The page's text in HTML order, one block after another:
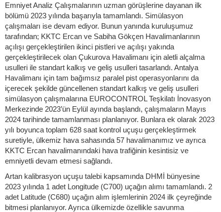
Emniyet Analiz Çalışmalarının uzman görüşlerine dayanan ilk
bölümü 2023 yılında başarıyla tamamlandı. Simülasyon
çalışmaları ise devam ediyor. Bunun yanında kuruluşumuz
tarafından; KKTC Ercan ve Sabiha Gökçen Havalimanlarının
açılışı gerçekleştirilen ikinci pistleri ve açılışı yakında
gerçekleştirilecek olan Çukurova Havalimanı için aletli alçalma
usulleri ile standart kalkış ve geliş usulleri tasarlandı. Antalya
Havalimanı için tam bağımsız paralel pist operasyonlarını da
içerecek şekilde güncellenen standart kalkış ve geliş usulleri
simülasyon çalışmalarına EUROCONTROL Teşkilatı İnovasyon
Merkezinde 2023’ün Eylül ayında başlandı, çalışmaların Mayıs
2024 tarihinde tamamlanması planlanıyor. Bunlara ek olarak 2023
yılı boyunca toplam 628 saat kontrol uçuşu gerçekleştirmek
suretiyle, ülkemiz hava sahasında 57 havalimanımız ve ayrıca
KKTC Ercan havalimanındaki hava trafiğinin kesintisiz ve
emniyetli devam etmesi sağlandı.
Artan kalibrasyon uçuşu talebi kapsamında DHMİ bünyesine
2023 yılında 1 adet Longitude (C700) uçağın alımı tamamlandı. 2
adet Latitude (C680) uçağın alım işlemlerinin 2024 ilk çeyreğinde
bitmesi planlanıyor. Ayrıca ülkemizde özellikle savunma